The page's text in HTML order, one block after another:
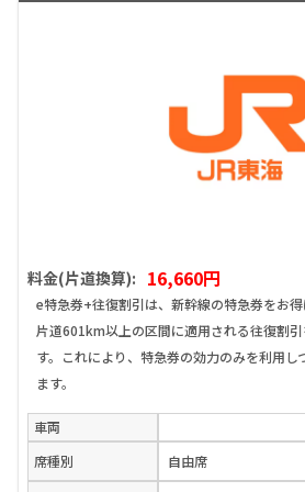
料金(片道換算): 16,660円
e特急券+往復割引は、新幹線の特急券をお得
片道601km以上の区間に適用される往復割
す。これにより、特急券の効力のみを利用し
ます。
車両
席種別
自由席